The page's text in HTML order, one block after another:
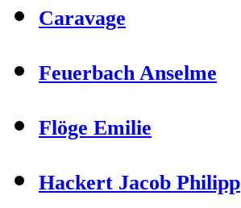
Caravage
Feuerbach Anselme
Flöge Emilie
Hackert Jacob Philipp